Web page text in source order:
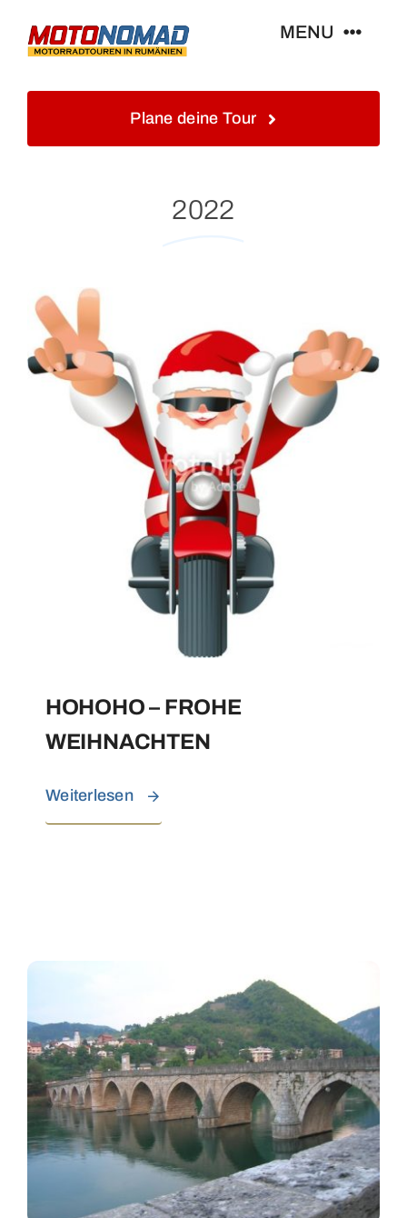
MENU
Blog&Gästebuch
Galerie
Kontakt
Plane deine Tour
2022
HOHOHO – FROHE
WEIHNACHTEN
Weiterlesen